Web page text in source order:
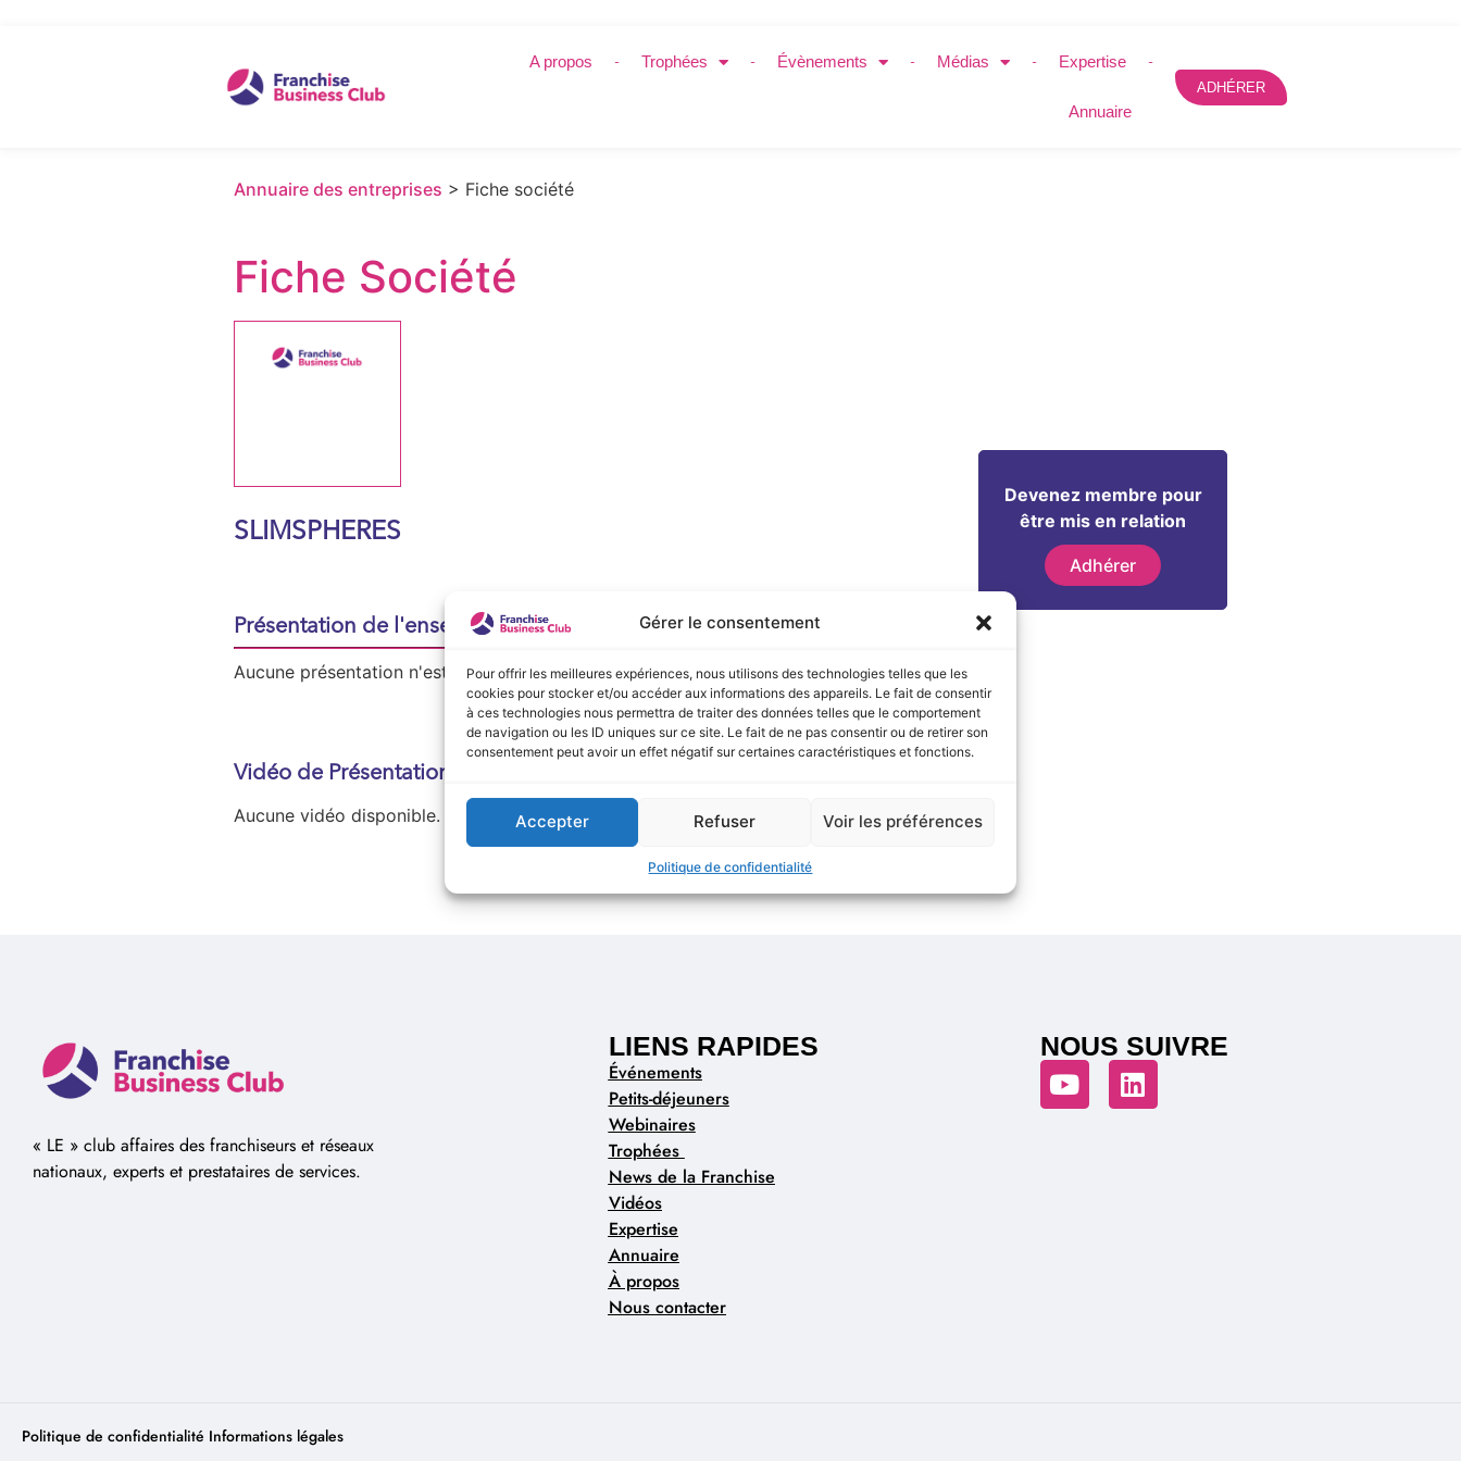
Gérer le consentement
Pour offrir les meilleures expériences, nous utilisons des technologies telles que les
cookies pour stocker et/ou accéder aux informations des appareils. Le fait de consentir
à ces technologies nous permettra de traiter des données telles que le comportement
de navigation ou les ID uniques sur ce site. Le fait de ne pas consentir ou de retirer son
consentement peut avoir un effet négatif sur certaines caractéristiques et fonctions.
Accepter Refuser Voir les préférences
Politique de confidentialité
A propos Trophées Évènements Médias Expertise
Annuaire
ADHÉRER
Annuaire des entreprises > Fiche société
Devenez membre pour
être mis en relation
Adhérer
Fiche Société
SLIMSPHERES
Présentation de l'enseigne :
Aucune présentation n'est disponible actuellement !
Vidéo de Présentation
Aucune vidéo disponible.
« LE » club affaires des franchiseurs et réseaux
nationaux, experts et prestataires de services.
LIENS RAPIDES
Événements
Petits-déjeuners
Webinaires
Trophées
News de la Franchise
Vidéos
Expertise
Annuaire
À propos
Nous contacter
NOUS SUIVRE
Politique de confidentialité Informations légales